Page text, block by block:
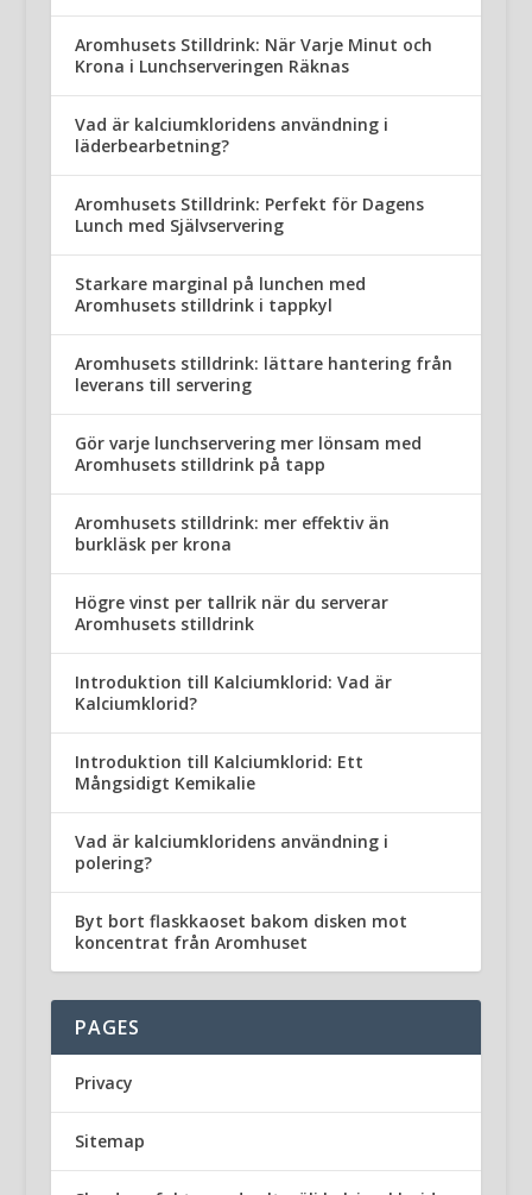
Aromhusets Stilldrink: När Varje Minut och
Krona i Lunchserveringen Räknas
Vad är kalciumkloridens användning i
läderbearbetning?
Aromhusets Stilldrink: Perfekt för Dagens
Lunch med Självservering
Starkare marginal på lunchen med
Aromhusets stilldrink i tappkyl
Aromhusets stilldrink: lättare hantering från
leverans till servering
Gör varje lunchservering mer lönsam med
Aromhusets stilldrink på tapp
Aromhusets stilldrink: mer effektiv än
burkläsk per krona
Högre vinst per tallrik när du serverar
Aromhusets stilldrink
Introduktion till Kalciumklorid: Vad är
Kalciumklorid?
Introduktion till Kalciumklorid: Ett
Mångsidigt Kemikalie
Vad är kalciumkloridens användning i
polering?
Byt bort flaskkaoset bakom disken mot
koncentrat från Aromhuset
PAGES
Privacy
Sitemap